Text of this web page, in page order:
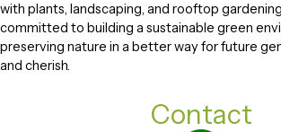
with plants, landscaping, and rooftop
committed to building a sustainable green
preserving nature in a better way for future
and cherish.
Contact